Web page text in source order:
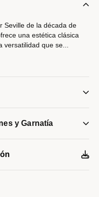
Seville de la década de
una estética clásica
versatilidad que se
silueta continua, que se
de moneda realza la caja
una elegancia
y Garnatía